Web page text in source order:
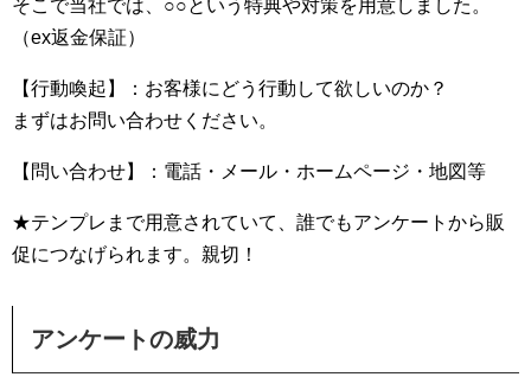
そこで当社では、○○という特典や対策を用意しました。
（ex返金保証）
【行動喚起】：お客様にどう行動して欲しいのか？
まずはお問い合わせください。
【問い合わせ】：電話・メール・ホームページ・地図等
★テンプレまで用意されていて、誰でもアンケートから販
促につなげられます。親切！
アンケートの威力